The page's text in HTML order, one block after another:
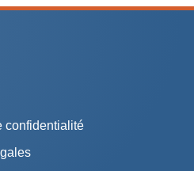
confidentialité